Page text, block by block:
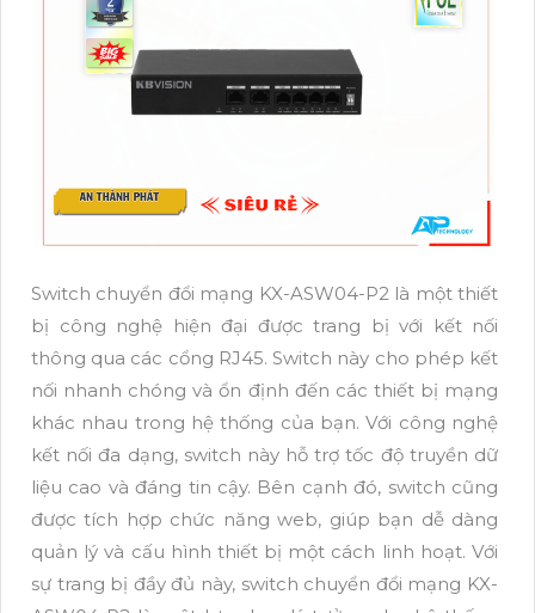
Switch chuyển đổi mạng KX-ASW04-P2 là một thiết
bị công nghệ hiện đại được trang bị với kết nối
thông qua các cổng RJ45. Switch này cho phép kết
nối nhanh chóng và ổn định đến các thiết bị mạng
khác nhau trong hệ thống của bạn. Với công nghệ
kết nối đa dạng, switch này hỗ trợ tốc độ truyền dữ
liệu cao và đáng tin cậy. Bên cạnh đó, switch cũng
được tích hợp chức năng web, giúp bạn dễ dàng
quản lý và cấu hình thiết bị một cách linh hoạt. Với
sự trang bị đầy đủ này, switch chuyển đổi mạng KX-